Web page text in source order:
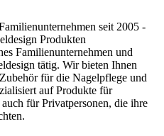
Familienunternehmen und
tätig. Wir bieten Ihnen
für die Nagelpflege und
auf Produkte für
für Privatpersonen, die ihre